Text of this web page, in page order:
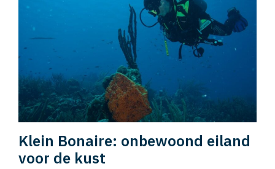
Klein Bonaire: onbewoond eiland
voor de kust